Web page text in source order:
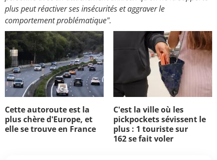
plus peut réactiver ses insécurités et aggraver le
comportement problématique".
Cette autoroute est la
plus chère d'Europe, et
elle se trouve en France
C'est la ville où les
pickpockets sévissent le
plus : 1 touriste sur
162 se fait voler